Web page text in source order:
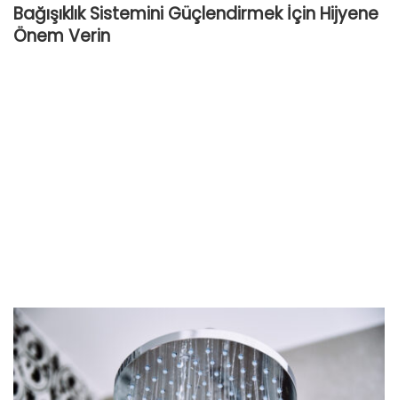
Bağışıklık Sistemini Güçlendirmek İçin Hijyene
Önem Verin